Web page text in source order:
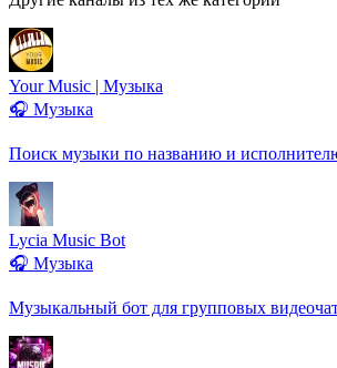
Your Music | Музыка
🎧 Музыка
Поиск музыки по названию и
Lycia Music Bot
🎧 Музыка
Музыкальный бот для групповых